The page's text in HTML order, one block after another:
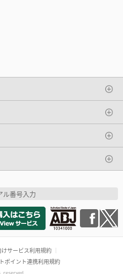
ル番号入力
サービス利用規約
ポイント連携利用規約